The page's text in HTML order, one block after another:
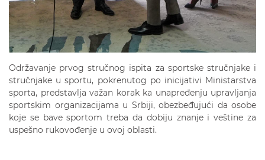
Održavanje prvog stručnog ispita za sportske stručnjake i
stručnjake u sportu, pokrenutog po inicijativi Ministarstva
sporta, predstavlja važan korak ka unapređenju upravljanja
sportskim organizacijama u Srbiji, obezbeđujući da osobe
koje se bave sportom treba da dobiju znanje i veštine za
uspešno rukovođenje u ovoj oblasti.